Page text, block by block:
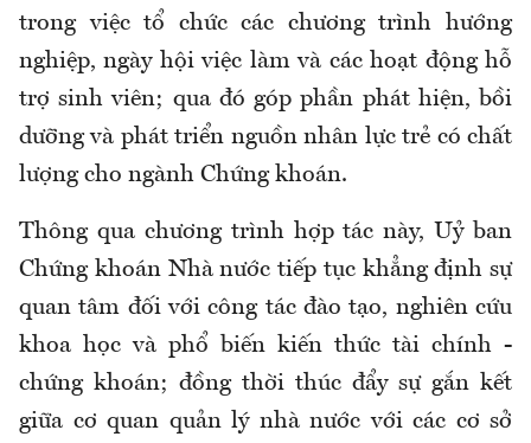
trong việc tổ chức các chương trình hướng
nghiệp, ngày hội việc làm và các hoạt động hỗ
trợ sinh viên; qua đó góp phần phát hiện, bồi
dưỡng và phát triển nguồn nhân lực trẻ có chất
lượng cho ngành Chứng khoán.
Thông qua chương trình hợp tác này, Uỷ ban
Chứng khoán Nhà nước tiếp tục khẳng định sự
quan tâm đối với công tác đào tạo, nghiên cứu
khoa học và phổ biến kiến thức tài chính -
chứng khoán; đồng thời thúc đẩy sự gắn kết
giữa cơ quan quản lý nhà nước với các cơ sở